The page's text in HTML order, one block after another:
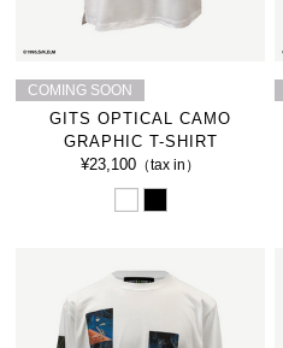
COMING SOON
GITS OPTICAL CAMO
GRAPHIC T-SHIRT
¥23,100 （tax in）